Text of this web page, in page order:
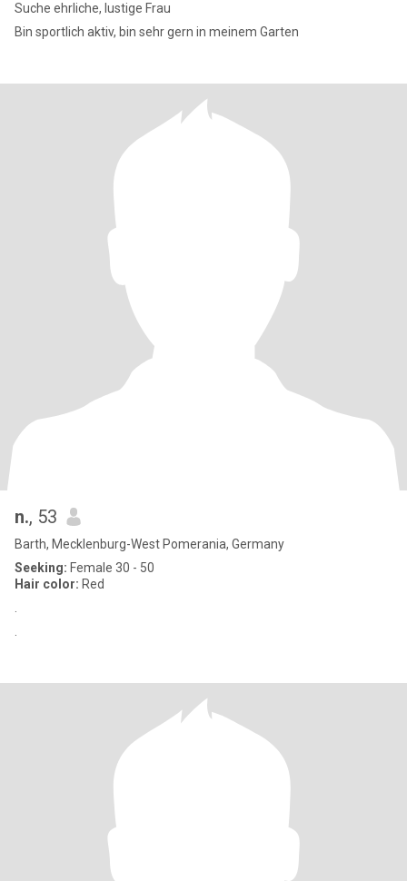
Suche ehrliche, lustige Frau
Bin sportlich aktiv, bin sehr gern in meinem Garten
n., 53
Barth, Mecklenburg-West Pomerania, Germany
Seeking: Female 30 - 50
Hair color: Red